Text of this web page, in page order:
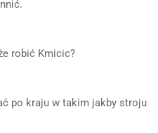
robić Kmicic?
po kraju w takim jakby stroju